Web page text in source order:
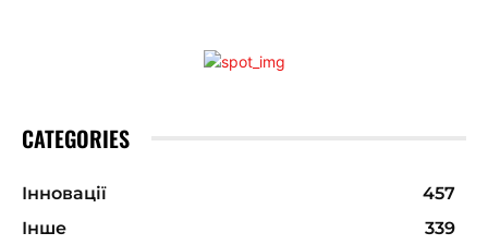
CATEGORIES
Інновації
457
Інше
339